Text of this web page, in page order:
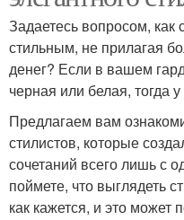
Задаетесь вопросом, как
стильным, не прилагая
денег? Если в вашем
черная или белая, тогда
Предлагаем вам
стилистов, которые
сочетаний всего лишь с
поймете, что выглядеть
как кажется, и это может